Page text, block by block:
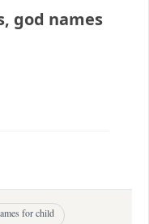
god names
for child